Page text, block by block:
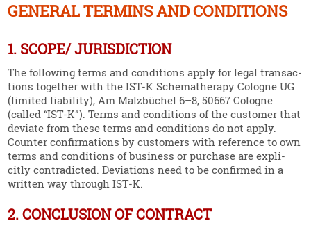
GENERAL TERMINS AND CONDITIONS
1. SCOPE/ JURISDICTION
The following terms and condi­tions apply for legal transac­
tions together with the IST‑K Schema­therapy Cologne UG
(limited liability), Am Malzbüchel 6–8, 50667 Cologne
(called “IST‑K”). Terms and condi­tions of the customer that
deviate from these terms and condi­tions do not apply.
Counter confir­ma­tions by customers with reference to own
terms and condi­tions of business or purchase are expli­
citly contra­dicted. Devia­tions need to be confirmed in a
written way through IST‑K.
2. CONCLUSION OF CONTRACT